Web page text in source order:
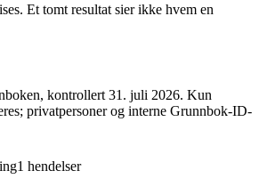
Et tomt resultat sier ikke hvem en
, kontrollert 31. juli 2026. Kun
privatpersoner og interne Grunnbok-ID-
1 hendelser